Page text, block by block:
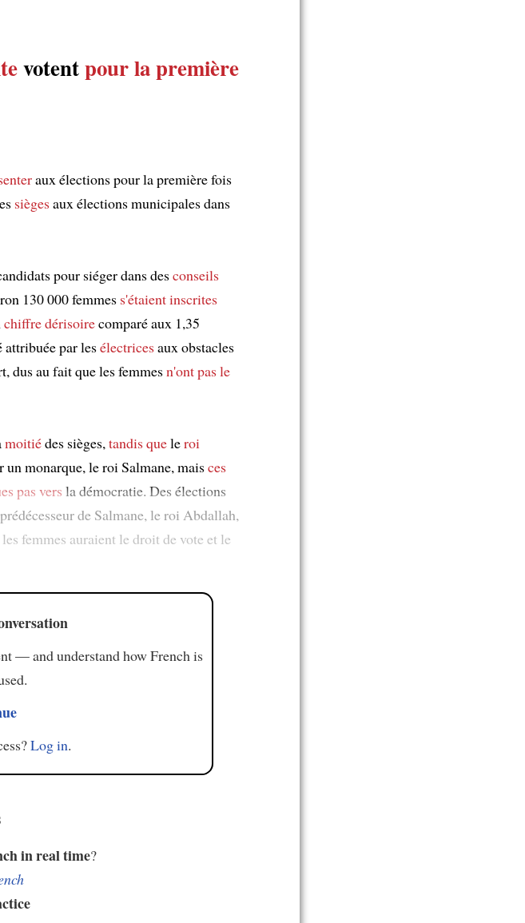
votentpour la première
aux élections pour la première fois
siègesaux élections municipales dans
pour siéger dans desconseils
130 000 femmes s'étaient inscrites
chiffre dérisoirecomparé aux 1,35
par lesélectricesaux obstacles
dus au fait que les femmesn'ont pas le
moitiédes sièges,tandis queleroi
un monarque, le roi Salmane, maisces
pas vers la démocratie. Des élections
de Salmane, le roi Abdallah,
femmes auraient le droit de vote et le
— and understand how French is
Log in.
in real time?